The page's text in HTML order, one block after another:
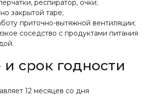
респиратор, очки;
закрытой таре;
приточно-вытяжной вентиляции;
соседство с продуктами питания
срок годности
12 месяцев со дня